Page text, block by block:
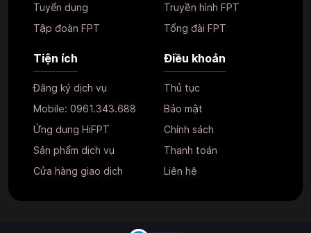
Tuyển dụng
Tập đoàn FPT
Truyền hình FPT
Tổng đài FPT
Tiện ích
Đăng ký dịch vụ
Mobile: 0961.343.688
Ứng dụng HiFPT
Sản phẩm dịch vụ
Cửa hàng giao dịch
Điều khoản
Thủ tục
Bảo mật
Chính sách
Thanh toán
Liên hệ